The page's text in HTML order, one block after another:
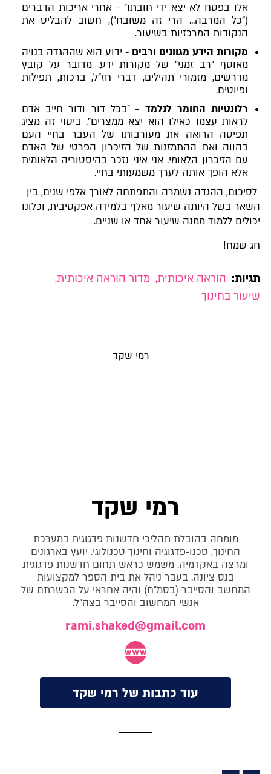
אלו בפסח לא יצא ידי חובתו" - אחרי אריכות הדברים
("כל המרבה... הרי זה משובח"), חשוב להבליט את
הנקודות המרכזיות בשיעור.
מקורות הידע מגוונים ורבים- ידוע הוא שההגדה בנויה
מאוסף ״רב זמני״ של מקורות ידע. מדובר על קובץ
מדרשים, מזמורי תהילים, דברי חז"ל, ברכות, תפילות
ופיוטים.
רלונטיות החומר לנלמד -״בכל דור ודור חייב אדם
לראות עצמו כאילו הוא יצא ממצרים". ביטוי זה מציג
תפיסה הרואה את מעורבותו של העבר בחיי העם
בהווה ואת ההתמזגות של הזיכרון הפרטי של האדם
עם הזיכרון הלאומי. אני איני נזכר בהיסטוריה הלאומית
אלא הופך אותה לערך משמעותי בחיי.
לסיכום, ההגדה נשמרה והתפתחה לאורך אלפי שנים, בין
השאר בשל היותה שיעור מאלף בלמידה אפקטיבית, וכלונו
יכולים ללמוד ממנה שיעור אחד או שניים.
חג שמח!
תגיות: הוראה איכותית, מדור הוראה איכותית,
שיעור בחינוך
רמי שקד
מומחה בהובלת תהליכי חדשנות פדגוגית במערכת
החינוך, טכנו-פדגוגיה וחינוך טכנולוגי. יועץ בארגונים
ומרצה באקדמיה. משמש כראש תחום חדשנות פדגוגית
בנס ציונה. בעבר ניהל את בית הספר למקצועות
המחשב והסייבר (בסמ״ח) והיה אחראי על הכשרתם של
אנשי המחשוב והסייבר בצה"ל.
rami.shaked@gmail.com
עוד כתבות של רמי שקד